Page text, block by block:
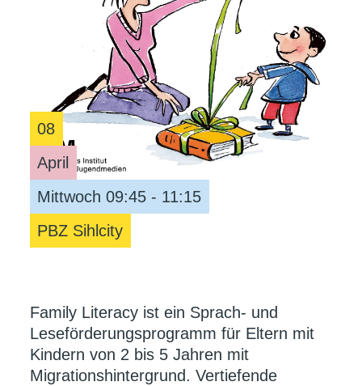
08
April
Mittwoch 09:45 - 11:15
PBZ Sihlcity
Family Literacy ist ein Sprach- und
Leseförderungsprogramm für Eltern mit
Kindern von 2 bis 5 Jahren mit
Migrationshintergrund. Vertiefende